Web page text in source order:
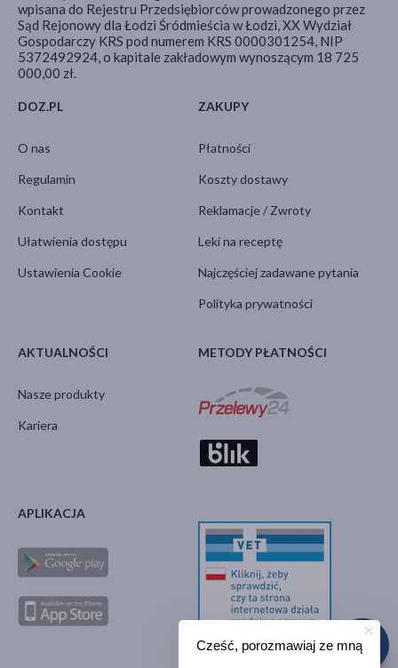
DOZ.PL
O nas
Regulamin
Kontakt
Ułatwienia dostępu
Ustawienia Cookie
ZAKUPY
Płatności
Koszty dostawy
Reklamacje / Zwroty
Leki na receptę
Najczęściej zadawane pytania
Polityka prywatności
AKTUALNOŚCI
Nasze produkty
Kariera
METODY PŁATNOŚCI
APLIKACJA
wpisana do Rejestru Przedsiębiorców prowadzonego przez
Sąd Rejonowy dla Łodzi Śródmieścia w Łodzi, XX Wydział
Gospodarczy KRS pod numerem KRS 0000301254, NIP
5372492924, o kapitale zakładowym wynoszącym 18 725
000,00 zł.
Cześć, porozmawiaj ze mną